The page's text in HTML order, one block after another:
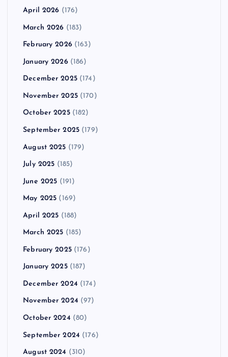
April 2026 (176)
March 2026 (183)
February 2026(163)
January 2026(186)
December 2025(174)
November 2025(170)
October 2025(182)
September 2025 (179)
August 2025 (179)
July 2025 (185)
June 2025 (191)
May 2025 (169)
April 2025 (188)
March 2025 (185)
February 2025(176)
January 2025(187)
December 2024 (174)
November 2024 (97)
October 2024 (80)
September 2024 (176)
August 2024 (310)